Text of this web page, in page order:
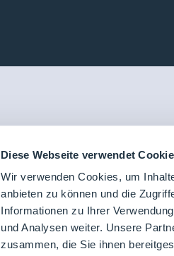
Diese Webseite verwendet
Wir verwenden Cookies, um
anbieten zu können und die
Informationen zu Ihrer
und Analysen weiter. Unsere
zusammen, die Sie ihnen